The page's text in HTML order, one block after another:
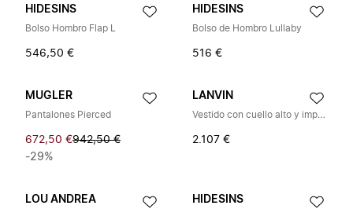
HIDESINS
Bolso Hombro Flap L
546,50 €
HIDESINS
Bolso de Hombro Lullaby
516 €
MUGLER
Pantalones Pierced
672,50 €942,50 €
-29%
LANVIN
Vestido con cuello alto y imperdible
2.107 €
LOU ANDREA HIDESINS